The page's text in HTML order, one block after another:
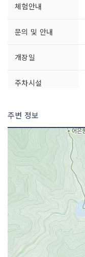
체험안내
문의 및 안내
개장일
주차시설
이용시간
주변 정보